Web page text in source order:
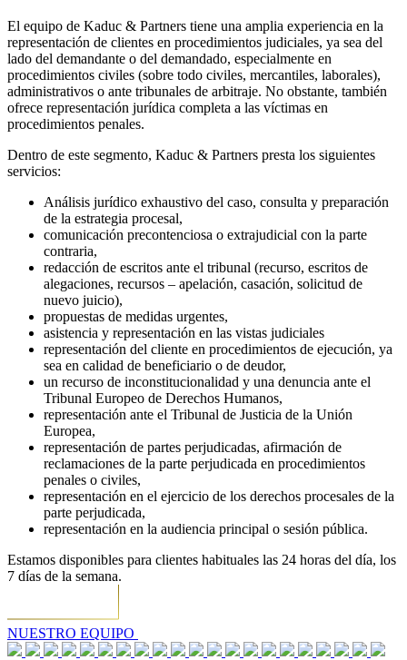
El equipo de Kaduc & Partners tiene una amplia experiencia en la
representación de clientes en procedimientos judiciales, ya sea del
lado del demandante o del demandado, especialmente en
procedimientos civiles (sobre todo civiles, mercantiles, laborales),
administrativos o ante tribunales de arbitraje. No obstante, también
ofrece representación jurídica completa a las víctimas en
procedimientos penales.
Dentro de este segmento, Kaduc & Partners presta los siguientes
servicios:
Análisis jurídico exhaustivo del caso, consulta y preparación
de la estrategia procesal,
comunicación precontenciosa o extrajudicial con la parte
contraria,
redacción de escritos ante el tribunal (recurso, escritos de
alegaciones, recursos – apelación, casación, solicitud de
nuevo juicio),
propuestas de medidas urgentes,
asistencia y representación en las vistas judiciales
representación del cliente en procedimientos de ejecución, ya
sea en calidad de beneficiario o de deudor,
un recurso de inconstitucionalidad y una denuncia ante el
Tribunal Europeo de Derechos Humanos,
representación ante el Tribunal de Justicia de la Unión
Europea,
representación de partes perjudicadas, afirmación de
reclamaciones de la parte perjudicada en procedimientos
penales o civiles,
representación en el ejercicio de los derechos procesales de la
parte perjudicada,
representación en la audiencia principal o sesión pública.
Estamos disponibles para clientes habituales las 24 horas del día, los
7 días de la semana.
NUESTRO EQUIPO